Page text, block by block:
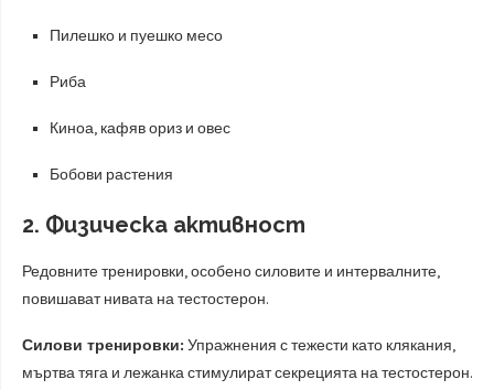
Пилешко и пуешко месо
Риба
Киноа, кафяв ориз и овес
Бобови растения
2. Физическа активност
Редовните тренировки, особено силовите и интервалните,
повишават нивата на тестостерон.
Силови тренировки: Упражнения с тежести като клякания,
мъртва тяга и лежанка стимулират секрецията на тестостерон.